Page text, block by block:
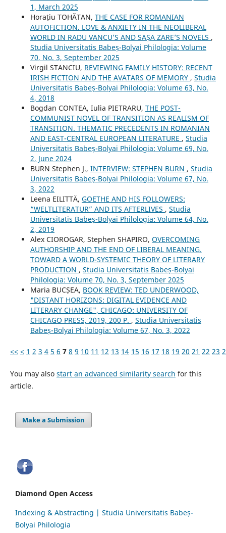
1, March 2025
Horațiu TOHĂTAN, THE CASE FOR ROMANIAN
AUTOFICTION. LOVE & ANXIETY IN THE NEOLIBERAL
WORLD IN RADU VANCU’S AND SAȘA ZARE’S NOVELS ,
Studia Universitatis Babeș-Bolyai Philologia: Volume
70, No. 3, September 2025
Virgil STANCIU, REVIEWING FAMILY HISTORY: RECENT
IRISH FICTION AND THE AVATARS OF MEMORY , Studia
Universitatis Babeș-Bolyai Philologia: Volume 63, No.
4, 2018
Bogdan CONTEA, Iulia PIETRARU, THE POST-
COMMUNIST NOVEL OF TRANSITION AS REALISM OF
TRANSITION. THEMATIC PRECEDENTS IN ROMANIAN
AND EAST-CENTRAL EUROPEAN LITERATURE , Studia
Universitatis Babeș-Bolyai Philologia: Volume 69, No.
2, June 2024
BURN Stephen J., INTERVIEW: STEPHEN BURN , Studia
Universitatis Babeș-Bolyai Philologia: Volume 67, No.
3, 2022
Leena EILITTÄ, GOETHE AND HIS FOLLOWERS:
“WELTLITERATUR” AND ITS AFTERLIVES , Studia
Universitatis Babeș-Bolyai Philologia: Volume 64, No.
2, 2019
Alex CIOROGAR, Stephen SHAPIRO, OVERCOMING
AUTHORSHIP AND THE END OF LIBERAL MEANING.
TOWARD A WORLD-SYSTEMIC THEORY OF LITERARY
PRODUCTION , Studia Universitatis Babeș-Bolyai
Philologia: Volume 70, No. 3, September 2025
Maria BUCȘEA, BOOK REVIEW: TED UNDERWOOD,
"DISTANT HORIZONS: DIGITAL EVIDENCE AND
LITERARY CHANGE", CHICAGO: UNIVERSITY OF
CHICAGO PRESS, 2019, 200 P. , Studia Universitatis
Babeș-Bolyai Philologia: Volume 67, No. 3, 2022
<< < 1 2 3 4 5 6 7 8 9 10 11 12 13 14 15 16 17 18 19 20 21 22 23
You may also start an advanced similarity search for this
article.
Make a Submission
Diamond Open Access
Indexing & Abstracting | Studia Universitatis Babeș-
Bolyai Philologia